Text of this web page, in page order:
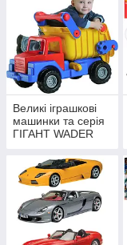
асортимент
позицій.
Дізнатися
Великі іграшкові
машинки та серія
ГІГАНТ WADER